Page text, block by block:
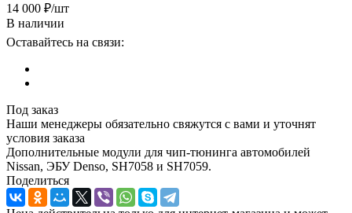
14 000 ₽/шт
В наличии
Оставайтесь на связи:
Под заказ
Наши менеджеры обязательно свяжутся с вами и уточнят
условия заказа
Дополнительные модули для чип-тюнинга автомобилей
Nissan, ЭБУ Denso, SH7058 и SH7059.
Поделиться